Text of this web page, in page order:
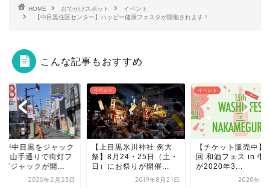
HOME おでかけスポット
イベント
【中目黒住区センター】ハッピー健康フェスタが開催されます！
こんな記事もおすすめ
ント
目黒氷川神社 例大
8月24・25日（土・
にお祭りが開催...
2019年8月21日
イベント
【チケット販売中】第15
回 和酒フェス in 中目黒
が2020年3...
2020年2月14日
イベント